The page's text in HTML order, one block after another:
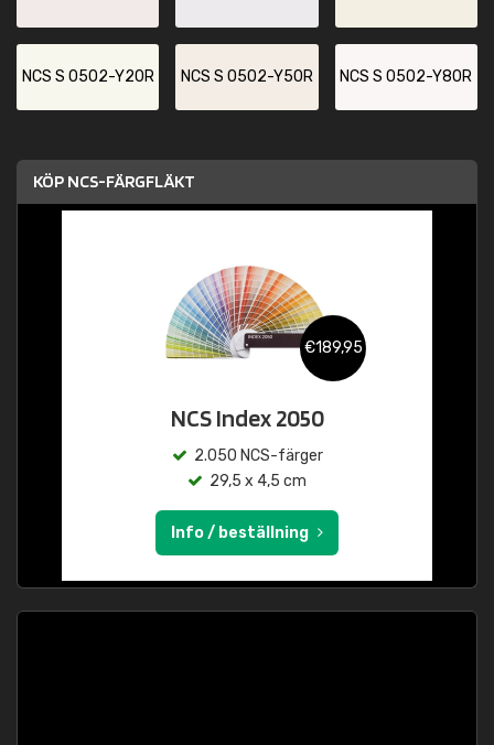
NCS S 0502-Y20R NCS S 0502-Y50R NCS S 0502-Y80R
KÖP NCS-FÄRGFLÄKT
€189,95
NCS Index 2050
2.050 NCS-färger
29,5 x 4,5 cm
Info / beställning